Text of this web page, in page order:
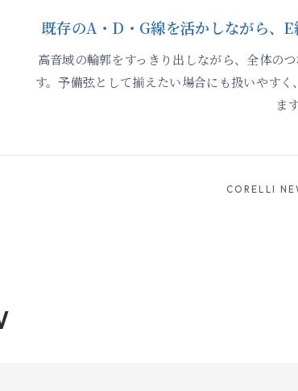
既存のA・D・G線を活かしながら、
高音域の輪郭をすっきり出しながら、全体の
す。予備弦として揃えたい場合にも扱いやす
ます
CORELLI